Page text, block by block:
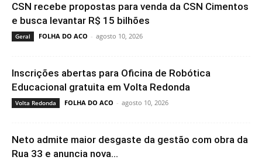
CSN recebe propostas para venda da CSN Cimentos
e busca levantar R$ 15 bilhões
Geral FOLHA DO ACO - agosto 10, 2026
Inscrições abertas para Oficina de Robótica
Educacional gratuita em Volta Redonda
Volta Redonda FOLHA DO ACO - agosto 10, 2026
Neto admite maior desgaste da gestão com obra da
Rua 33 e anuncia nova...